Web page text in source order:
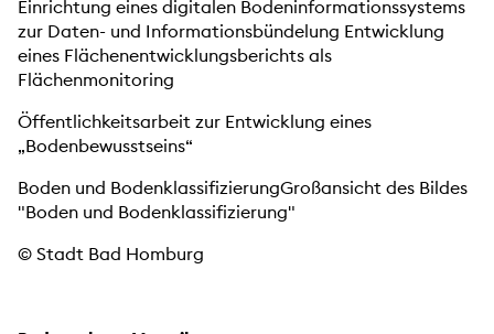
Einrichtung eines digitalen Bodeninformationssystems
zur Daten- und Informationsbündelung Entwicklung
eines Flächenentwicklungsberichts als
Flächenmonitoring
Öffentlichkeitsarbeit zur Entwicklung eines
„Bodenbewusstseins“
Boden und BodenklassifizierungGroßansicht des Bildes
"Boden und Bodenklassifizierung"
© Stadt Bad Homburg